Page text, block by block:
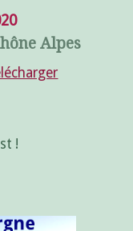
Alpes
!